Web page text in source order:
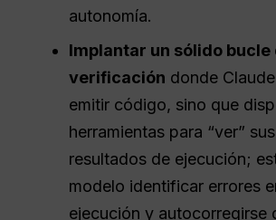
autonomía.
Implantar un sólido bucle
verificación donde
emitir código, sino que
herramientas para “ver”
resultados de ejecución;
modelo identificar errores
ejecución y autocorregirse